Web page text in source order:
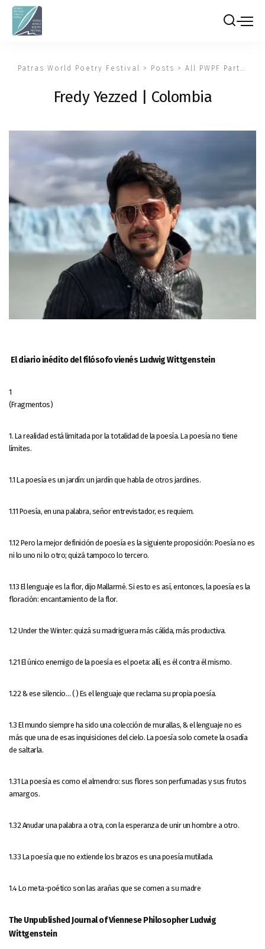
Patras World Poetry Festival > Posts > All PWPF Participants
Fredy Yezzed | Colombia
El diario inédito del filósofo vienés Ludwig Wittgenstein
1
(Fragmentos)
1. La realidad está limitada por la totalidad de la poesía. La poesía no tiene
límites.
1.1 La poesía es un jardín: un jardín que habla de otros jardines.
1.11 Poesía, en una palabra, señor entrevistador, es requiem.
1.12 Pero la mejor definición de poesía es la siguiente proposición: Poesía no es
ni lo uno ni lo otro; quizá tampoco lo tercero.
1.13 El lenguaje es la flor, dijo Mallarmé. Si esto es así, entonces, la poesía es la
floración: encantamiento de la flor.
1.2 Under the Winter: quizá su madriguera más cálida, más productiva.
1.21 El único enemigo de la poesía es el poeta: allí, es él contra él mismo.
1.22 & ese silencio… ( ) Es el lenguaje que reclama su propia poesía.
1.3 El mundo siempre ha sido una colección de murallas, & el lenguaje no es
más que una de esas inquisiciones del cielo. La poesía solo comete la osadía
de saltarla.
1.31 La poesía es como el almendro: sus flores son perfumadas y sus frutos
amargos.
1.32 Anudar una palabra a otra, con la esperanza de unir un hombre a otro.
1.33 La poesía que no extiende los brazos es una poesía mutilada.
1.4 Lo meta-poético son las arañas que se comen a su madre
The Unpublished Journal of Viennese Philosopher Ludwig
Wittgenstein